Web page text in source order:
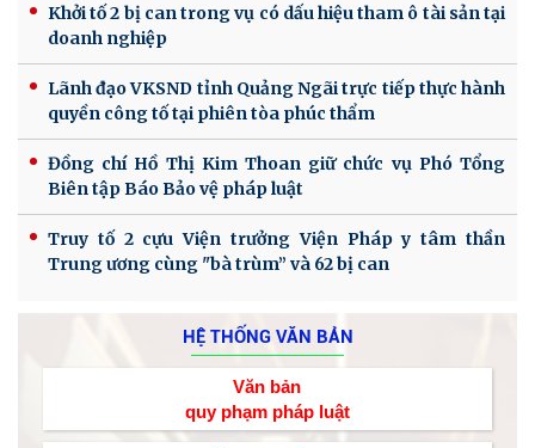
Khởi tố 2 bị can trong vụ có dấu hiệu tham ô tài sản tại
doanh nghiệp
Lãnh đạo VKSND tỉnh Quảng Ngãi trực tiếp thực hành
quyền công tố tại phiên tòa phúc thẩm
Đồng chí Hồ Thị Kim Thoan giữ chức vụ Phó Tổng
Biên tập Báo Bảo vệ pháp luật
Truy tố 2 cựu Viện trưởng Viện Pháp y tâm thần
Trung ương cùng "bà trùm” và 62 bị can
HỆ THỐNG VĂN BẢN
Văn bản
quy phạm pháp luật